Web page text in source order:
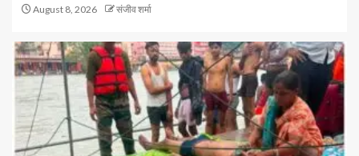
August 8, 2026 संजीव शर्मा